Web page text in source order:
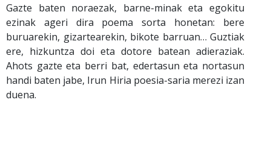
Gazte baten noraezak, barne-minak eta egokitu
ezinak ageri dira poema sorta honetan: bere
buruarekin, gizartearekin, bikote barruan… Guztiak
ere, hizkuntza doi eta dotore batean adieraziak.
Ahots gazte eta berri bat, edertasun eta nortasun
handi baten jabe, Irun Hiria poesia-saria merezi izan
duena.